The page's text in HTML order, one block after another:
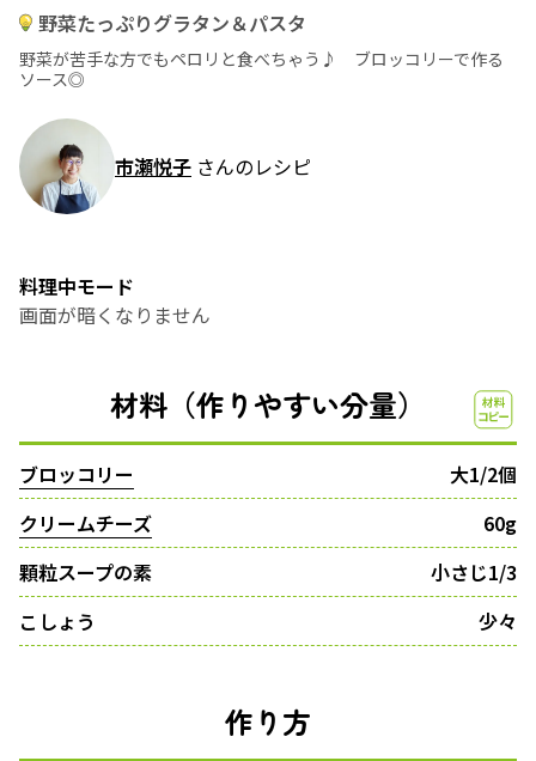
野菜たっぷりグラタン＆パスタ
野菜が苦手な方でもペロリと食べちゃう♪ ブロッコリーで作る
ソース◎
市瀬悦子 さんのレシピ
料理中モード
画面が暗くなりません
材料（作りやすい分量）
ブロッコリー
大1/2個
クリームチーズ
60g
顆粒スープの素
小さじ1/3
こしょう
少々
作り方